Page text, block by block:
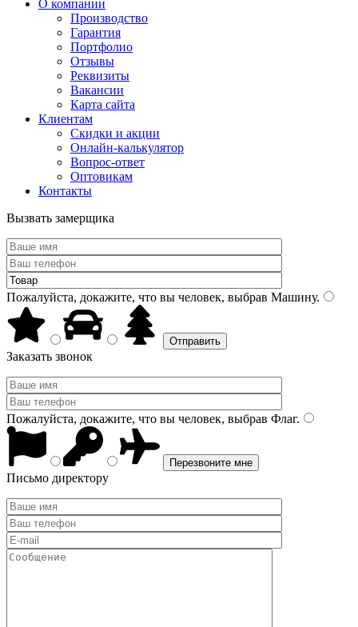
О компании
Производство
Гарантия
Портфолио
Отзывы
Реквизиты
Вакансии
Карта сайта
Клиентам
Скидки и акции
Онлайн-калькулятор
Вопрос-ответ
Оптовикам
Контакты
Вызвать замерщика
Пожалуйста, докажите, что вы человек, выбрав Машину.
Заказать звонок
Пожалуйста, докажите, что вы человек, выбрав Флаг.
Письмо директору